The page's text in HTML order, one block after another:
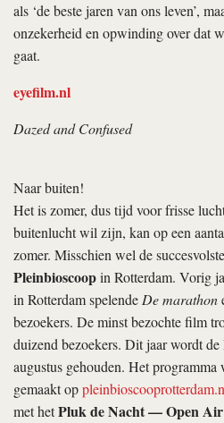
als ‘de beste jaren van ons leven’,
onzekerheid en opwinding over dat
gaat.
eyefilm.nl
Dazed and Confused
Naar buiten!
Het is zomer, dus tijd voor frisse
buitenlucht wil zijn, kan op een
zomer. Misschien wel de
Pleinbioscoopin Rotterdam. Vorig
in Rotterdam spelendeDe marathon
bezoekers. De minst bezochte film
duizend bezoekers. Dit jaar wordt
augustus gehouden. Het
gemaakt op
met hetPluk de Nacht — Open